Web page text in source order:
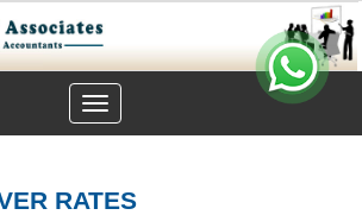
Toggle
navigation
RATES